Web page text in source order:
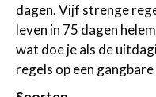
dagen. Vijf strenge
leven in 75 dagen
wat doe je als de
regels op een